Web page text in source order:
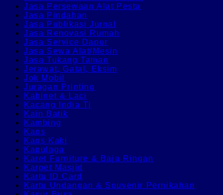
Jasa Persewaan Alat Pesta
Jasa Pindahan
Jasa Publikasi Jurnal
Jasa Renovasi Rumah
Jasa Service Dapur
Jasa Sewa Alat/Mesin
Jasa Tukang Taman
Jerawat, Gatal, Eksim
Jok Mobil
Juragan Printing
Kabinet & Laci
Kacang India Tj
Kain Batik
Kambing
Kaos
Kaos Kaki
Kapulaga
Karet Furniture & Baja Ringan
Karpet Masjid
Kartu ID Card
Kartu Undangan & Souvenir Pernikahan